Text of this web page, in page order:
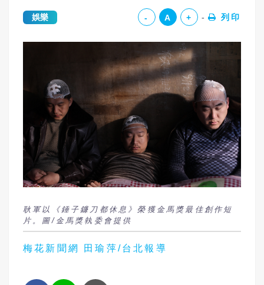
娛樂 - A + 列印
耿軍以《錘子鐮刀都休息》榮獲金馬獎最佳創作短
片。圖/金馬獎執委會提供
梅花新聞網 田瑜萍/台北報導